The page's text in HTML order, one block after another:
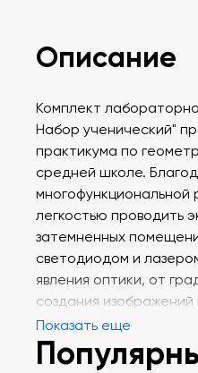
Описание
Комплект
Набор ученический"
практикума по
средней школе.
многофункциональной
легкостью проводить
затемненных
светодиодом и
явления оптики, от
создания
Показать еще